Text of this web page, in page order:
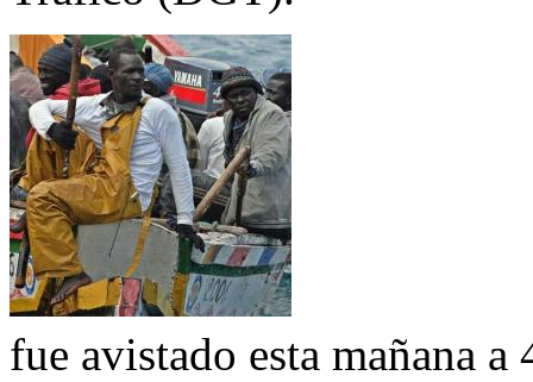
fue avistado esta mañana